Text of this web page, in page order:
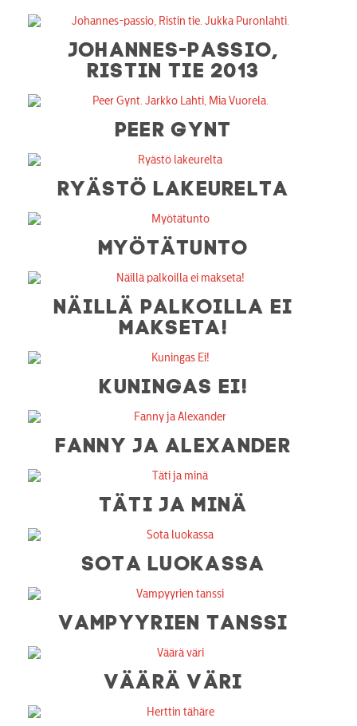
JOHANNES-PASSIO,
RISTIN TIE 2013
PEER GYNT
RYÄSTÖ LAKEURELTA
MYÖTÄTUNTO
NÄILLÄ PALKOILLA EI
MAKSETA!
KUNINGAS EI!
FANNY JA ALEXANDER
TÄTI JA MINÄ
SOTA LUOKASSA
VAMPYYRIEN TANSSI
VÄÄRÄ VÄRI